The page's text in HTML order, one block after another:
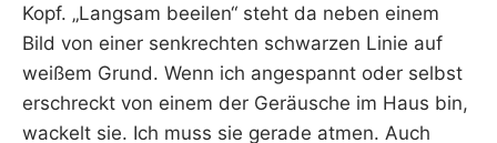
Kopf. „Langsam beeilen“ steht da neben einem
Bild von einer senkrechten schwarzen Linie auf
weißem Grund. Wenn ich angespannt oder selbst
erschreckt von einem der Geräusche im Haus bin,
wackelt sie. Ich muss sie gerade atmen. Auch